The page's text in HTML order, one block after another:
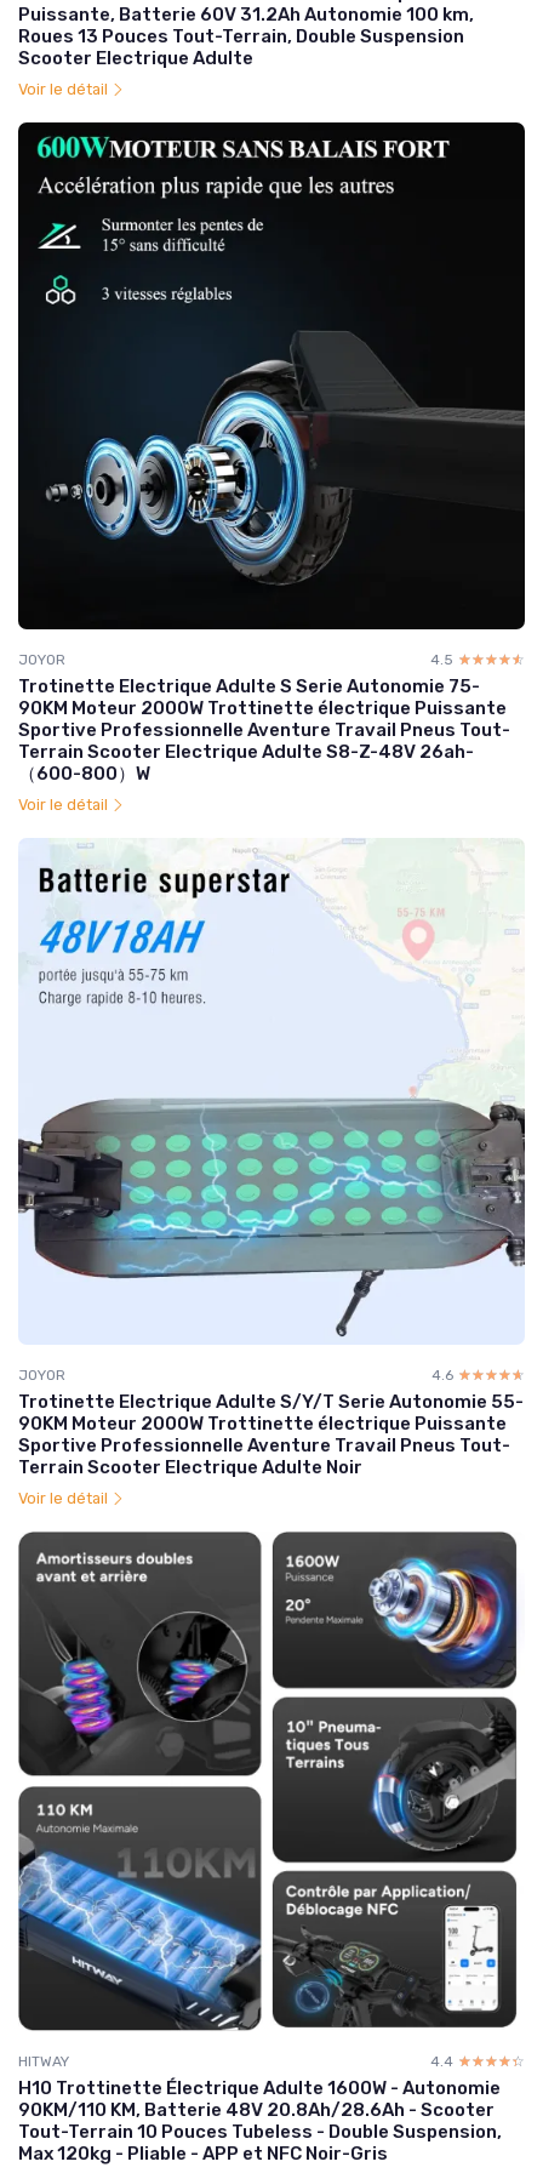
Puissante, Batterie 60V 31.2Ah Autonomie 100 km,
Roues 13 Pouces Tout-Terrain, Double Suspension
Scooter Electrique Adulte
Voir le détail
JOYOR 4.5 ☆☆☆☆☆
★★★★★
Trotinette Electrique Adulte S Serie Autonomie 75-
90KM Moteur 2000W Trottinette électrique Puissante
Sportive Professionnelle Aventure Travail Pneus Tout-
Terrain Scooter Electrique Adulte S8-Z-48V 26ah-
（600-800）W
Voir le détail
JOYOR 4.6 ☆☆☆☆☆
★★★★★
Trotinette Electrique Adulte S/Y/T Serie Autonomie 55-
90KM Moteur 2000W Trottinette électrique Puissante
Sportive Professionnelle Aventure Travail Pneus Tout-
Terrain Scooter Electrique Adulte Noir
Voir le détail
HITWAY 4.4 ☆☆☆☆☆
★★★★★
H10 Trottinette Électrique Adulte 1600W - Autonomie
90KM/110 KM, Batterie 48V 20.8Ah/28.6Ah - Scooter
Tout-Terrain 10 Pouces Tubeless - Double Suspension,
Max 120kg - Pliable - APP et NFC Noir-Gris